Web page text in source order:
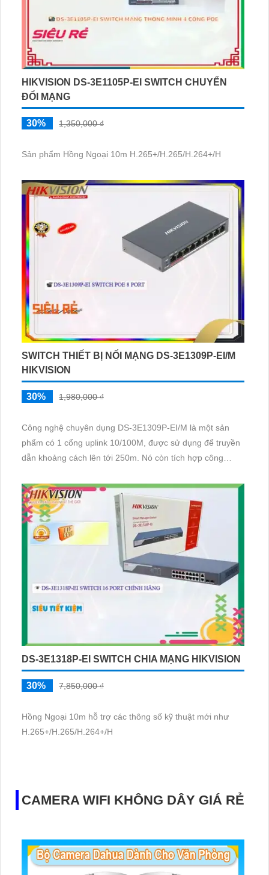
HIKVISION DS-3E1105P-EI SWITCH CHUYỂN
ĐỔI MẠNG
30% 1,350,000 ₫
Sản phẩm Hồng Ngoại 10m H.265+/H.265/H.264+/H
SWITCH THIẾT BỊ NỐI MẠNG DS-3E1309P-EI/M
HIKVISION
30% 1,980,000 ₫
Công nghệ chuyên dụng DS-3E1309P-EI/M là một sản
phẩm có 1 cổng uplink 10/100M, được sử dụng để truyền
dẫn khoảng cách lên tới 250m. Nó còn tích hợp công
bị thêm 1 cổng uplink 10/100M. Sản phẩm này thuộc danh
mục công nghệ chuyên dụng, được thiết kế đặc biệt để
đáp ứng nhu cầu truyền dẫn và cấp nguồn dễ dàng trong
mạng.
DS-3E1318P-EI SWITCH CHIA MẠNG HIKVISION
30% 7,850,000 ₫
Hồng Ngoại 10m hỗ trợ các thông số kỹ thuật mới như
H.265+/H.265/H.264+/H
CAMERA WIFI KHÔNG DÂY GIÁ RẺ